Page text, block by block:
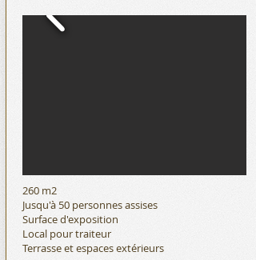
260 m2
Jusqu'à 50 personnes assises
Surface d'exposition
Local pour traiteur
Terrasse et espaces extérieurs